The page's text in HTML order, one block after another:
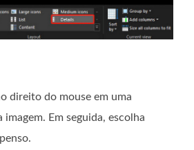
direito do mouse em uma
imagem. Em seguida, escolha